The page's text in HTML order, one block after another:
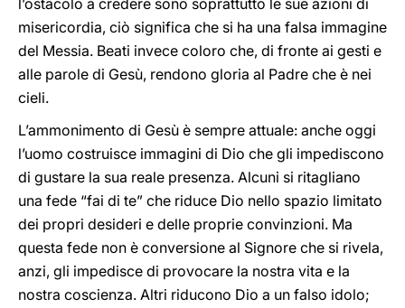
l’ostacolo a credere sono soprattutto le sue azioni di
misericordia, ciò significa che si ha una falsa immagine
del Messia. Beati invece coloro che, di fronte ai gesti e
alle parole di Gesù, rendono gloria al Padre che è nei
cieli.
L’ammonimento di Gesù è sempre attuale: anche oggi
l’uomo costruisce immagini di Dio che gli impediscono
di gustare la sua reale presenza. Alcuni si ritagliano
una fede “fai di te” che riduce Dio nello spazio limitato
dei propri desideri e delle proprie convinzioni. Ma
questa fede non è conversione al Signore che si rivela,
anzi, gli impedisce di provocare la nostra vita e la
nostra coscienza. Altri riducono Dio a un falso idolo;